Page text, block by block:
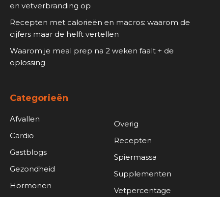
en vetverbranding op
Recepten met calorieën en macros: waarom de
cijfers maar de helft vertellen
Waarom je meal prep na 2 weken faalt + de
oplossing
Categorieën
Afvallen
Cardio
Gastblogs
Gezondheid
Hormonen
Overig
Recepten
Spiermassa
Supplementen
Vetpercentage